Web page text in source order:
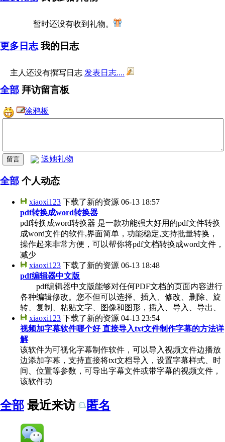
暂时还没有收到礼物。
更多日志 我的日志
主人还没有撰写日志 发表日志....
全部 拜访留言板
涂鸦板
送她礼物
全部 个人动态
xiaoxi123 下载了新的资源 06-13 18:57
pdf转换成word转换器
pdf转换成word转换器 是一款功能强大好用的pdf文件转换
成word文件的软件,界面简单，功能稳定,支持批量转换，
操作起来非常方便，可以帮你将pdf文档转换成word文件，
减少
xiaoxi123 下载了新的资源 06-13 18:48
pdf编辑器中文版
pdf编辑器中文版能够对任何PDF文档的页面内容进行
各种编辑修改。您不但可以选择、插入、修改、删除、旋
转、复制、粘贴文字、图像和图形，插入、导入、导出、
xiaoxi123 下载了新的资源 04-13 23:54
视频加字幕软件哪个好 直接导入txt文件制作字幕的方法详
解
该软件为可视化字幕制作软件，可以导入视频文件边播放
边添加字幕，支持直接将txt文档导入，设置字幕样式、时
间、位置等参数，可导出字幕文件或带字幕的视频文件，
该软件功
全部 最近来访 匿名